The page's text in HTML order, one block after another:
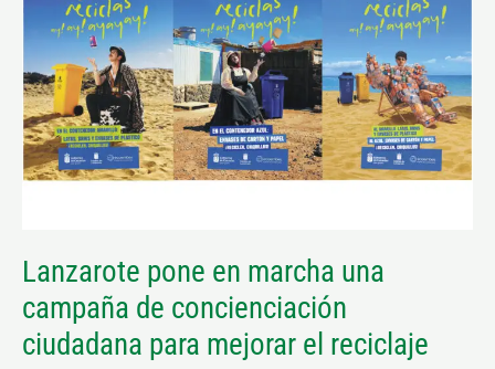
Lanzarote pone en marcha una
campaña de concienciación
ciudadana para mejorar el reciclaje
marcha
una
campaña
de
concienciación
ciudadana
reciclaje